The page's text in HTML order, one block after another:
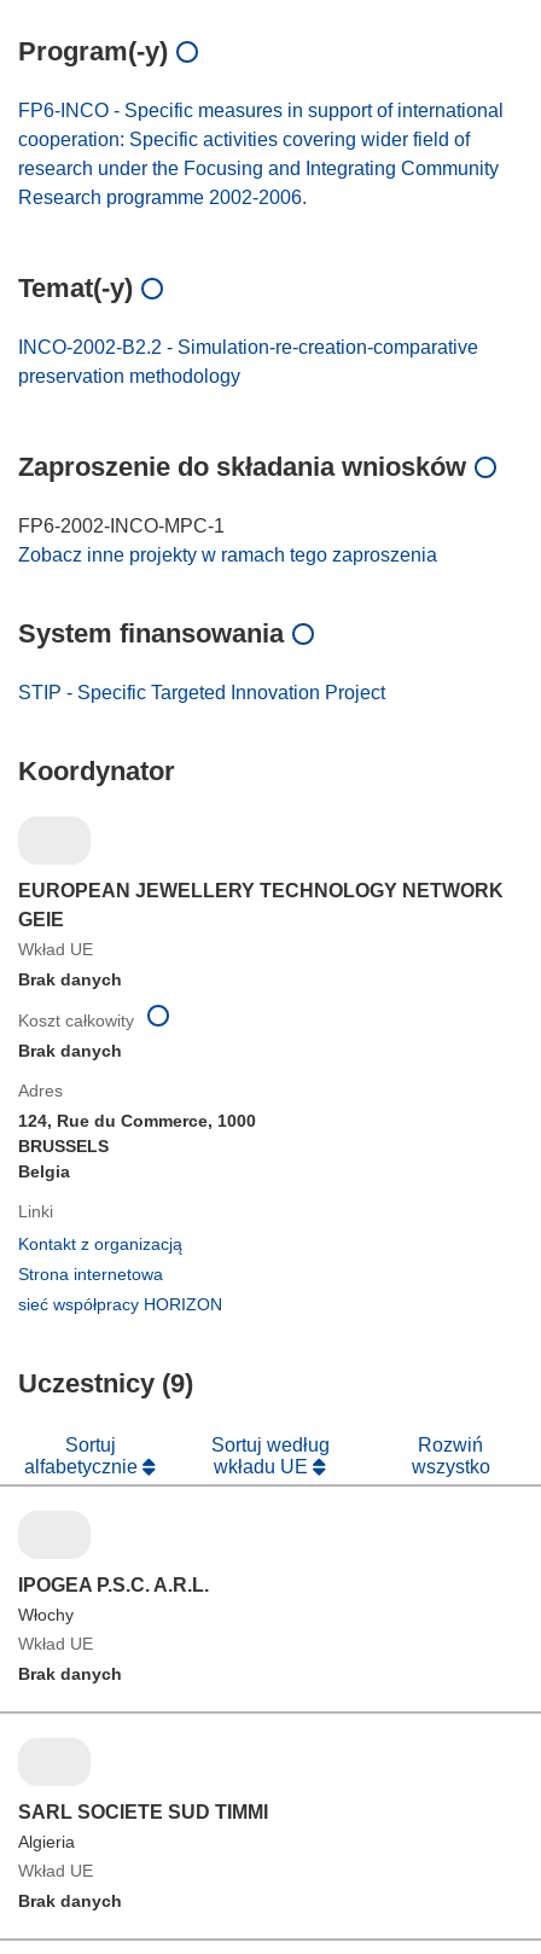
Program(-y)
FP6-INCO - Specific measures in support of international
cooperation: Specific activities covering wider field of
research under the Focusing and Integrating Community
Research programme 2002-2006.
Temat(-y)
INCO-2002-B2.2 - Simulation-re-creation-comparative
preservation methodology
Zaproszenie do składania wniosków
FP6-2002-INCO-MPC-1
Zobacz inne projekty w ramach tego zaproszenia
System finansowania
STIP - Specific Targeted Innovation Project
Koordynator
EUROPEAN JEWELLERY TECHNOLOGY NETWORK
GEIE
Wkład UE
Brak danych
Adres
124, Rue du Commerce, 1000
BRUSSELS
Belgia
Linki
Kontakt z organizacją
oknie)
Strona internetowa
otworzy
nowym
oknie)
sieć współpracy HORIZON
Koszt całkowity
Brak danych
Uczestnicy (9)
Sortuj
alfabetycznie
Sortuj według
wkładu UE
Rozwiń
wszystko
IPOGEA P.S.C. A.R.L.
Włochy
Wkład UE
Brak danych
SARL SOCIETE SUD TIMMI
Algieria
Wkład UE
Brak danych